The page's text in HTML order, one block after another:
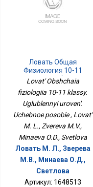
Ловать Общая
Физиология 10-11
Классы. Углубленный
Пособие
Lovat' Obshchaia
fiziologiia 10-11 klassy.
Uglublennyi uroven'.
Uchebnoe posobie , Lovat'
M. L., Zvereva M.V.,
Minaeva O.D., Svetlova
Ловать М. Л., Зверева
М.В., Минаева О.Д.,
Светлова
Артикул: 1648513